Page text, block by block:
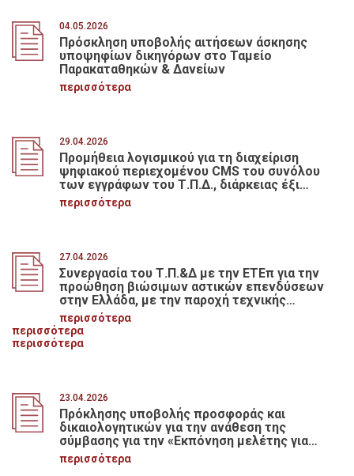
04.05.2026
Πρόσκληση υποβολής αιτήσεων άσκησης
υποψηφίων δικηγόρων στο Ταμείο
Παρακαταθηκών & Δανείων
περισσότερα
29.04.2026
Προμήθεια λογισμικού για τη διαχείριση
ψηφιακού περιεχομένου CMS του συνόλου
των εγγράφων του Τ.Π.Δ., διάρκειας έξι
μηνών, με κριτήριο κατακύρωσης την
πλέον συμφέρουσα από οικονομική άποψη
ευρώ, πλέον Φ.Π.Α.
περισσότερα
27.04.2026
Συνεργασία του Τ.Π.&Δ με την ΕΤΕπ για την
προώθηση βιώσιμων αστικών επενδύσεων
στην Ελλάδα, με την παροχή τεχνικής
βοήθειας μέσω του προγράμματος InvestEU
περισσότερα
περισσότερα
περισσότερα
23.04.2026
Πρόκλησης υποβολής προσφοράς και
δικαιολογητικών για την ανάθεση της
σύμβασης για την «Εκπόνηση μελέτης για
την αντικατάσταση της ορθομαρμάρωσης
στην πρόσοψη του κτηρίου της Κεντρικής
περισσότερα